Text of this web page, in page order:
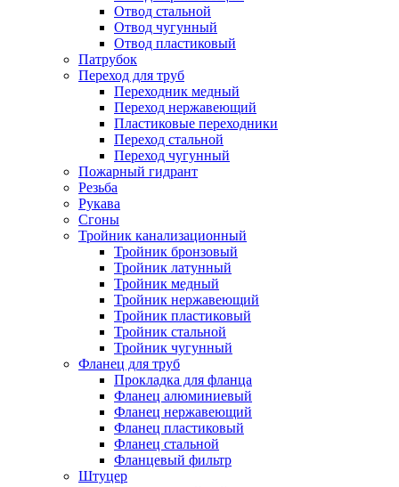
Отвод стальной
Отвод чугунный
Отвод пластиковый
Патрубок
Переход для труб
Переходник медный
Переход нержавеющий
Пластиковые переходники
Переход стальной
Переход чугунный
Пожарный гидрант
Резьба
Рукава
Сгоны
Тройник канализационный
Тройник бронзовый
Тройник латунный
Тройник медный
Тройник нержавеющий
Тройник пластиковый
Тройник стальной
Тройник чугунный
Фланец для труб
Прокладка для фланца
Фланец алюминиевый
Фланец нержавеющий
Фланец пластиковый
Фланец стальной
Фланцевый фильтр
Штуцер